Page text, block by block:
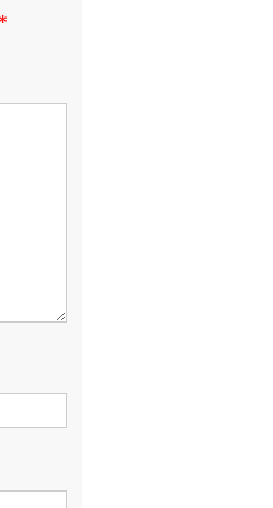
*